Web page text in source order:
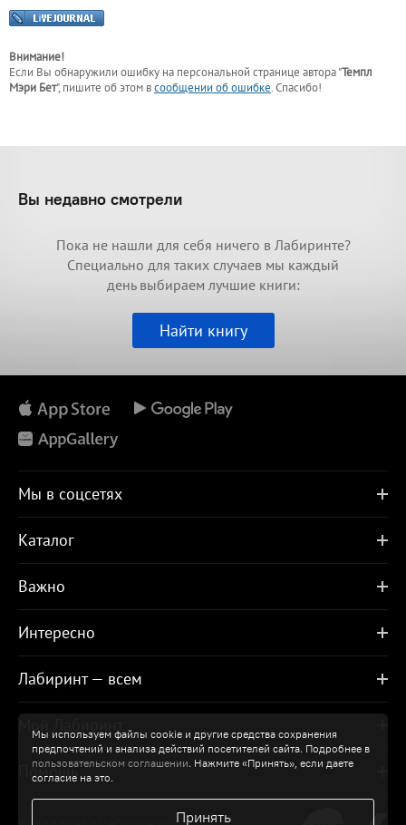
Внимание!
Если Вы обнаружили ошибку на персональной странице автора "Темпл
Мэри Бет", пишите об этом всообщении об ошибке. Спасибо!
Мы используем файлы cookie и другие средства сохранения
предпочтений и анализа действий посетителей сайта. Подробнее в
пользовательском соглашении. Нажмите «Принять», если даете
согласие на это.
Принять
Вы недавно смотрели
Пока не нашли для себя ничего в Лабиринте?
Специально для таких случаев мы каждый
день выбираем лучшие книги:
Найти книгу
Мы в соцсетях
Каталог
Важно
Интересно
Лабиринт — всем
Помощь